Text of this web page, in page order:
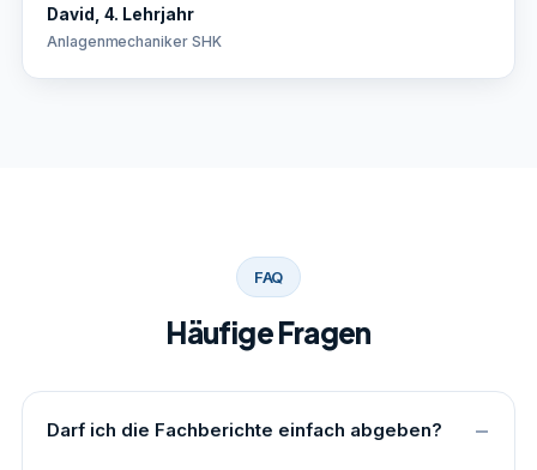
David, 4. Lehrjahr
Anlagenmechaniker SHK
FAQ
Häufige Fragen
Darf ich die Fachberichte einfach abgeben?